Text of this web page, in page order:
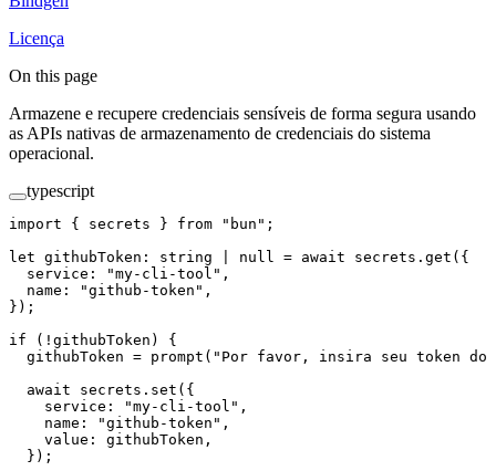
Licença
On this page
Armazene e recupere credenciais sensíveis de forma segura usando
as APIs nativas de armazenamento de credenciais do sistema
operacional.
typescript
import { secrets } from "bun" ;
let githubToken : string null = await secrets. get ({
  service:
"my-cli-tool" ,
  name:
"github-token" ,
});
if ( ! githubToken) {
  githubToken
= prompt ( "Por favor, insira seu token do
  await
secrets. set ({
    service:
"my-cli-tool" ,
    name:
"github-token" ,
    value: githubToken,
  });